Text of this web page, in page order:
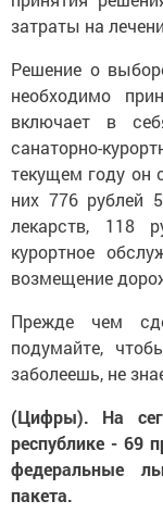
затраты на
Решение о
необходимо
включает в
санаторно-
текущем году он
них 776 рублей
лекарств, 118
курортное
возмещение
Прежде чем
подумайте,
заболеешь, не
(Цифры).
На
республике - 69
федеральные
пакета.